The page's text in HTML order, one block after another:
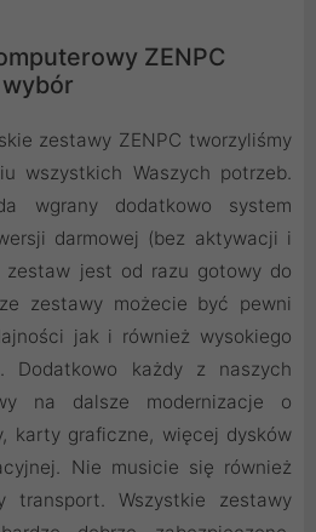
ZENPC
zestawy ZENPC tworzyliśmy
wszystkich Waszych potrzeb.
wgrany dodatkowo system
darmowej (bez aktywacji i
jest od razu gotowy do
zestawy możecie być pewni
jak i również wysokiego
Dodatkowo każdy z naszych
na dalsze modernizacje o
karty graficzne, więcej dysków
Nie musicie się również
transport. Wszystkie zestawy